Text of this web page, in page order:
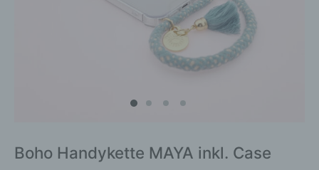
Boho Handykette MAYA inkl. Case